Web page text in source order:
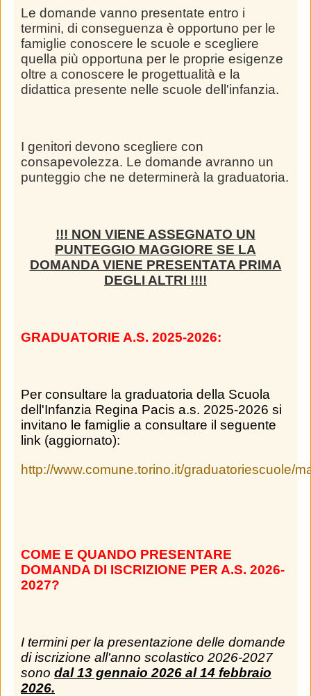
Le domande vanno presentate entro i
termini, di conseguenza è opportuno per le
famiglie conoscere le scuole e scegliere
quella più opportuna per le proprie esigenze
oltre a conoscere le progettualità e la
didattica presente nelle scuole dell'infanzia.
I genitori devono scegliere con
consapevolezza. Le domande avranno un
punteggio che ne determinerà la graduatoria.
!!! NON VIENE ASSEGNATO UN
PUNTEGGIO MAGGIORE SE LA
DOMANDA VIENE PRESENTATA PRIMA
DEGLI ALTRI !!!!
GRADUATORIE A.S. 2025-2026:
Per consultare la graduatoria della Scuola
dell'Infanzia Regina Pacis a.s. 2025-2026 si
invitano le famiglie a consultare il seguente
link (aggiornato):
http://www.comune.torino.it/graduatoriescuole/
COME E QUANDO PRESENTARE
DOMANDA DI ISCRIZIONE PER A.S. 2026-
2027?
I termini per la presentazione delle domande
di iscrizione all'anno scolastico 2026-2027
sono dal 13 gennaio 2026 al 14 febbraio
2026.